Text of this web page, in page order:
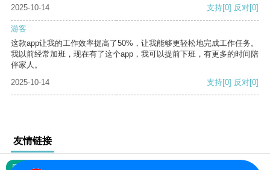
2025-10-14
支持[0] 反对[0]
游客
这款app让我的工作效率提高了50%，让我能够更轻松地完成工作任务。
我以前经常加班，现在有了这个app，我可以提前下班，有更多的时间陪
伴家人。
2025-10-14
支持[0] 反对[0]
友情链接
网站地图